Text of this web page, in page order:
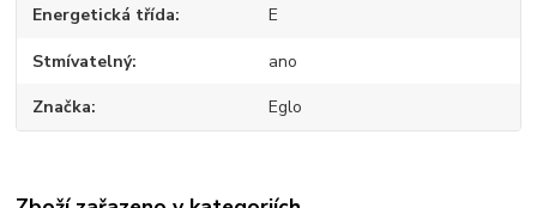
Energetická třída E
Stmívatelný ano
Značka Eglo